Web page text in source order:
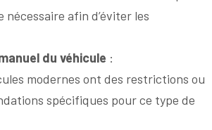
nécessaire afin d’éviter les
du véhicule :
modernes ont des restrictions ou
spécifiques pour ce type de